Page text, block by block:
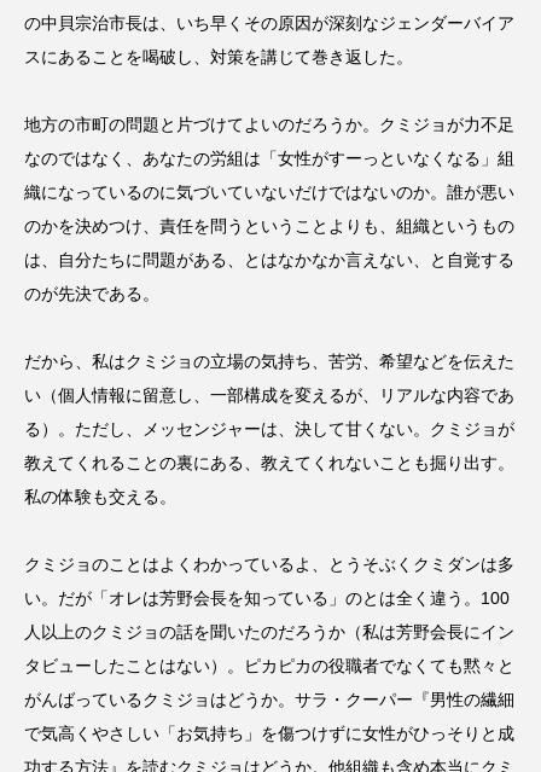
の中貝宗治市長は、いち早くその原因が深刻なジェンダーバイア
スにあることを喝破し、対策を講じて巻き返した。
地方の市町の問題と片づけてよいのだろうか。クミジョが力不足
なのではなく、あなたの労組は「女性がすーっといなくなる」組
織になっているのに気づいていないだけではないのか。誰が悪い
のかを決めつけ、責任を問うということよりも、組織というもの
は、自分たちに問題がある、とはなかなか言えない、と自覚する
のが先決である。
だから、私はクミジョの立場の気持ち、苦労、希望などを伝えた
い（個人情報に留意し、一部構成を変えるが、リアルな内容であ
る）。ただし、メッセンジャーは、決して甘くない。クミジョが
教えてくれることの裏にある、教えてくれないことも掘り出す。
私の体験も交える。
クミジョのことはよくわかっているよ、とうそぶくクミダンは多
い。だが「オレは芳野会長を知っている」のとは全く違う。100
人以上のクミジョの話を聞いたのだろうか（私は芳野会長にイン
タビューしたことはない）。ピカピカの役職者でなくても黙々と
がんばっているクミジョはどうか。サラ・クーパー『男性の繊細
で気高くやさしい「お気持ち」を傷つけずに女性がひっそりと成
功する方法』を読むクミジョはどうか。他組織も含め本当にクミ